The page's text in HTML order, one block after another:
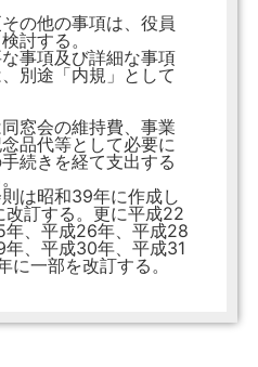
の他の事項は、役員
討する。
事項及び詳細な事項
別途「内規」として
窓会の維持費、事業
品代等として必要に
続きを経て支出する
は昭和39年に作成し
訂する。更に平成22
年、平成26年、平成28
、平成30年、平成31
に一部を改訂する。